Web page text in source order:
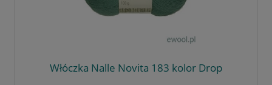
Włóczka Nalle Novita 183 kolor Drop